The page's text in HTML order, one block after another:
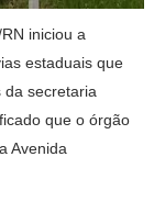
iniciou a
estaduais que
da secretaria
que o órgão
Avenida